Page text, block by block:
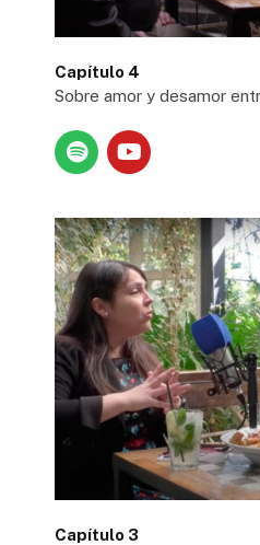
Capítulo 4
Sobre amor y desamor
Capítulo 3